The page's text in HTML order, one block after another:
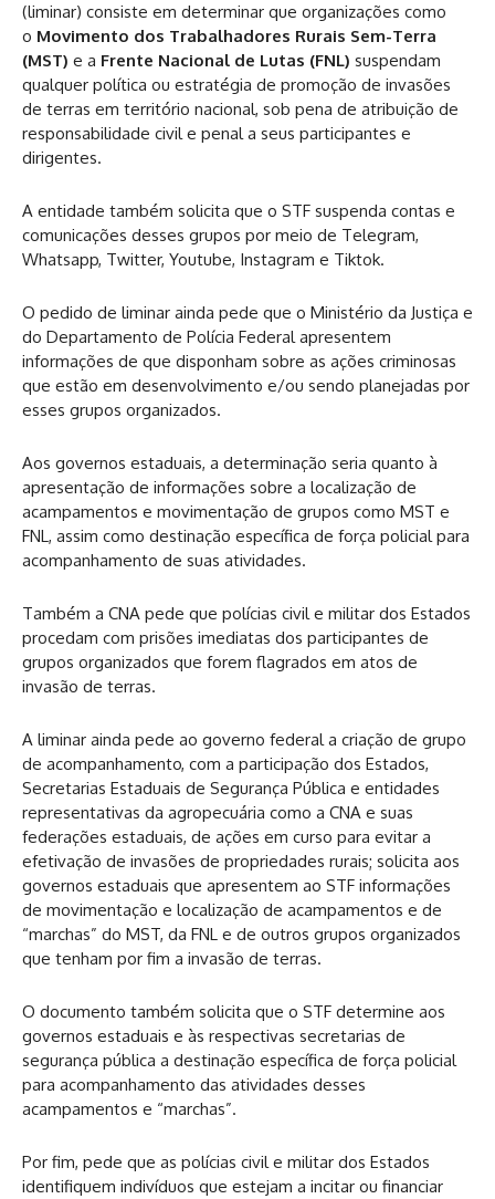
(liminar) consiste em determinar que organizações como
o Movimento dos Trabalhadores Rurais Sem-Terra
(MST) e a Frente Nacional de Lutas (FNL) suspendam
qualquer política ou estratégia de promoção de invasões
de terras em território nacional, sob pena de atribuição de
responsabilidade civil e penal a seus participantes e
dirigentes.
A entidade também solicita que o STF suspenda contas e
comunicações desses grupos por meio de Telegram,
Whatsapp, Twitter, Youtube, Instagram e Tiktok.
O pedido de liminar ainda pede que o Ministério da Justiça e
do Departamento de Polícia Federal apresentem
informações de que disponham sobre as ações criminosas
que estão em desenvolvimento e/ou sendo planejadas por
esses grupos organizados.
Aos governos estaduais, a determinação seria quanto à
apresentação de informações sobre a localização de
acampamentos e movimentação de grupos como MST e
FNL, assim como destinação específica de força policial para
acompanhamento de suas atividades.
Também a CNA pede que polícias civil e militar dos Estados
procedam com prisões imediatas dos participantes de
grupos organizados que forem flagrados em atos de
invasão de terras.
A liminar ainda pede ao governo federal a criação de grupo
de acompanhamento, com a participação dos Estados,
Secretarias Estaduais de Segurança Pública e entidades
representativas da agropecuária como a CNA e suas
federações estaduais, de ações em curso para evitar a
efetivação de invasões de propriedades rurais; solicita aos
governos estaduais que apresentem ao STF informações
de movimentação e localização de acampamentos e de
“marchas” do MST, da FNL e de outros grupos organizados
que tenham por fim a invasão de terras.
O documento também solicita que o STF determine aos
governos estaduais e às respectivas secretarias de
segurança pública a destinação específica de força policial
para acompanhamento das atividades desses
acampamentos e “marchas”.
Por fim, pede que as polícias civil e militar dos Estados
identifiquem indivíduos que estejam a incitar ou financiar